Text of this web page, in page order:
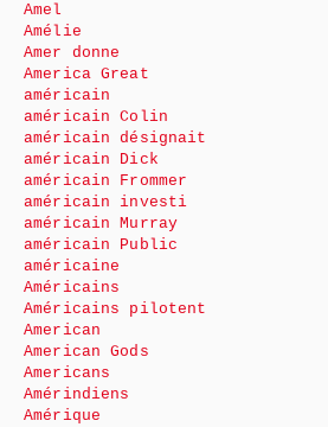
Amel
Amélie
Amer donne
America Great
américain
américain Colin
américain désignait
américain Dick
américain Frommer
américain investi
américain Murray
américain Public
américaine
Américains
Américains pilotent
American
American Gods
Americans
Amérindiens
Amérique